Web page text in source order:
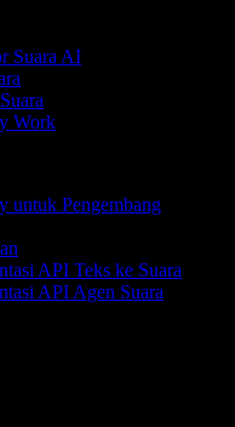
Suara AI
Work
untuk Pengembang
API Teks ke Suara
API Agen Suara